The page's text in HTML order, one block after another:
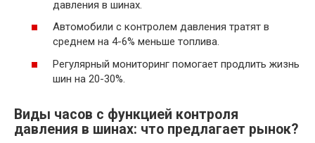
давления в шинах.
Автомобили с контролем давления тратят в
среднем на 4-6% меньше топлива.
Регулярный мониторинг помогает продлить жизнь
шин на 20-30%.
Виды часов с функцией контроля
давления в шинах: что предлагает рынок?